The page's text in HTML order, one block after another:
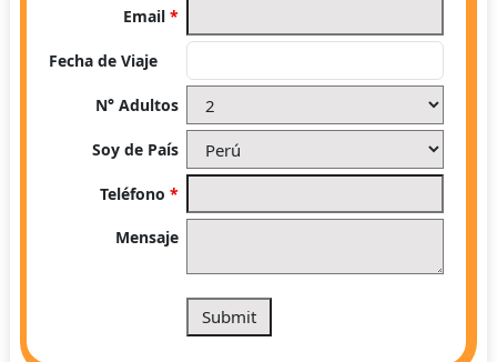
Email*
Fecha de Viaje
N° Adultos
Soy de País
Teléfono*
Mensaje